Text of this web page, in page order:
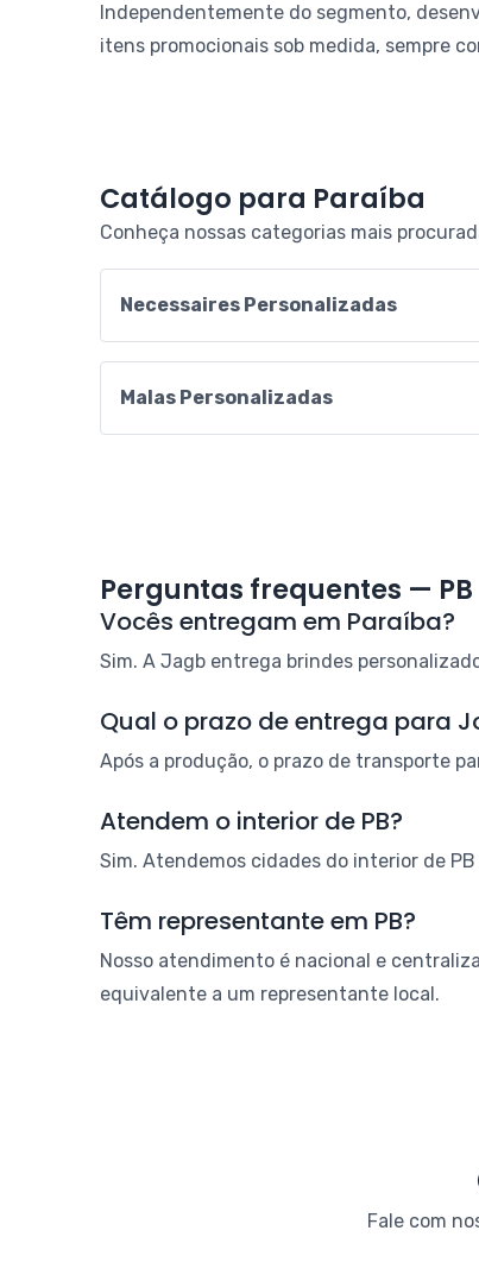
Independentemente do segmento,
itens promocionais sob medida, sempre
Catálogo para Paraíba
Conheça nossas categorias mais
Necessaires Personalizadas
Malas Personalizadas
Perguntas frequentes — PB
Vocês entregam em Paraíba?
Sim. A Jagb entrega brindes
Qual o prazo de entrega para
Após a produção, o prazo de transporte
Atendem o interior de PB?
Sim. Atendemos cidades do interior de
Têm representante em PB?
Nosso atendimento é nacional e
equivalente a um representante local.
Fale com